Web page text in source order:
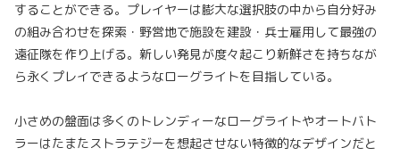
することができる。プレイヤーは膨大な選択肢の中から自分好み
の組み合わせを探索・野営地で施設を建設・兵士雇用して最強の
遠征隊を作り上げる。新しい発見が度々起こり新鮮さを持ちなが
ら永くプレイできるようなローグライトを目指している。
小さめの盤面は多くのトレンディーなローグライトやオートバト
ラーはたまたストラテジーを想起させない特徴的なデザインだと